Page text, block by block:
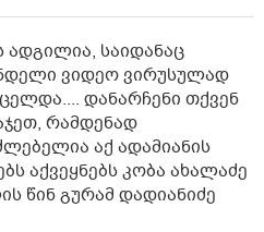
ადგილია, საიდანაც
ვიდეო ვირუსულად
დანარჩენი თქვენ
რამდენად
აქ ადამიანის
აქვეყნებს კობა ახალაძე
წინ გურამ დადიანიძე